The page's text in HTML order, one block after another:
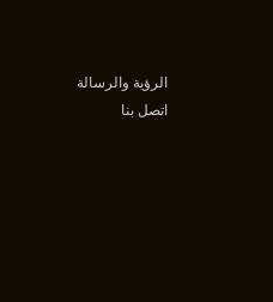
الرؤية والرسالة
اتصل بنا